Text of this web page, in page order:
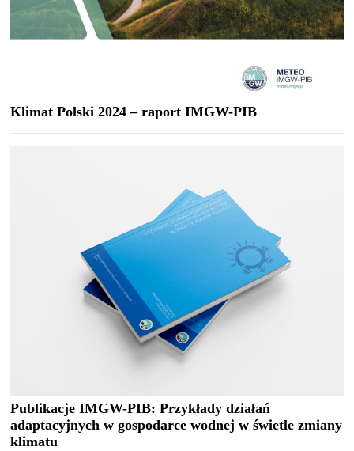
Klimat Polski 2024 – raport IMGW-PIB
Publikacje IMGW-PIB: Przykłady działań
adaptacyjnych w gospodarce wodnej w świetle zmiany
klimatu